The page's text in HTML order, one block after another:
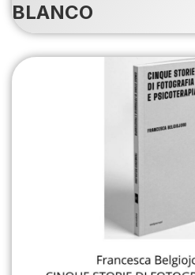
BLANCO